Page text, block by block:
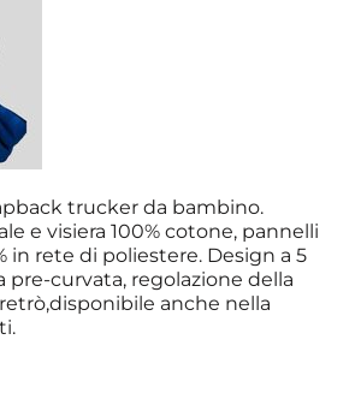
trucker da bambino.
e visiera 100% cotone, pannelli
in rete di poliestere. Design a 5
pre-curvata, regolazione della
anche nella